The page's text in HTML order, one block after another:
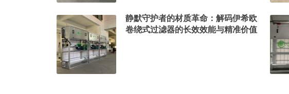
静默守护者的材质革命：解码伊希欧
卷绕式过滤器的长效效能与精准价值